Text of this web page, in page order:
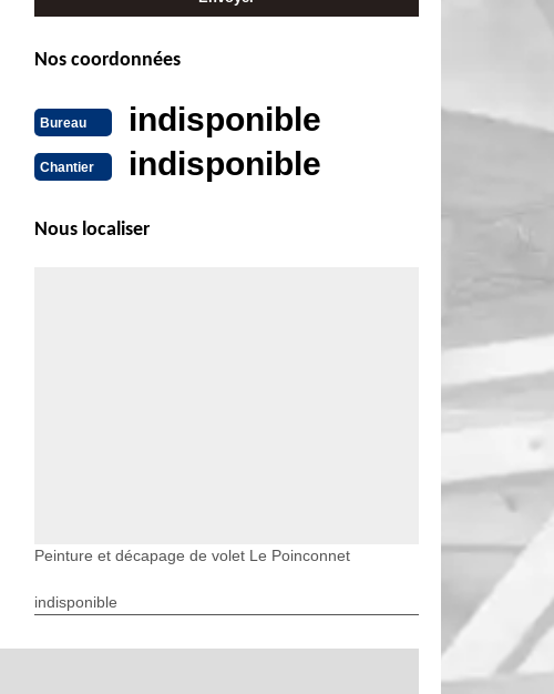
Nos coordonnées
Bureau indisponible
Chantier indisponible
Nous localiser
Peinture et décapage de volet Le Poinconnet
indisponible